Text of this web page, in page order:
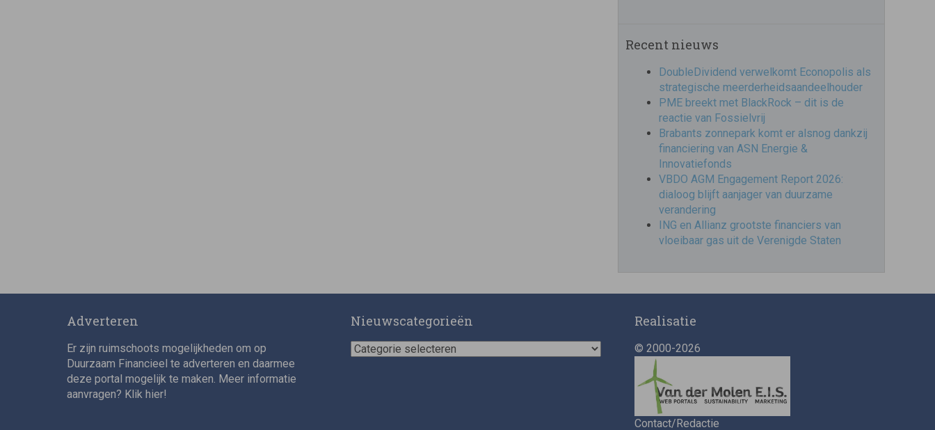
Recent nieuws
DoubleDividend verwelkomt Econopolis als
strategische meerderheidsaandeelhouder
PME breekt met BlackRock – dit is de
reactie van Fossielvrij
Brabants zonnepark komt er alsnog dankzij
financiering van ASN Energie &
Innovatiefonds
VBDO AGM Engagement Report 2026:
dialoog blijft aanjager van duurzame
verandering
ING en Allianz grootste financiers van
vloeibaar gas uit de Verenigde Staten
Adverteren
Er zijn ruimschoots mogelijkheden om op
Duurzaam Financieel te adverteren en daarmee
deze portal mogelijk te maken. Meer informatie
aanvragen? Klik hier!
Nieuwscategorieën
Nieuwscategorieën
Realisatie
© 2000-2026
Contact/Redactie